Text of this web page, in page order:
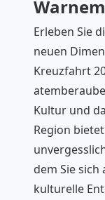
Erleben Sie
neuen
Kreuzfahrt
Kultur und
Region
dem Sie
kulturelle